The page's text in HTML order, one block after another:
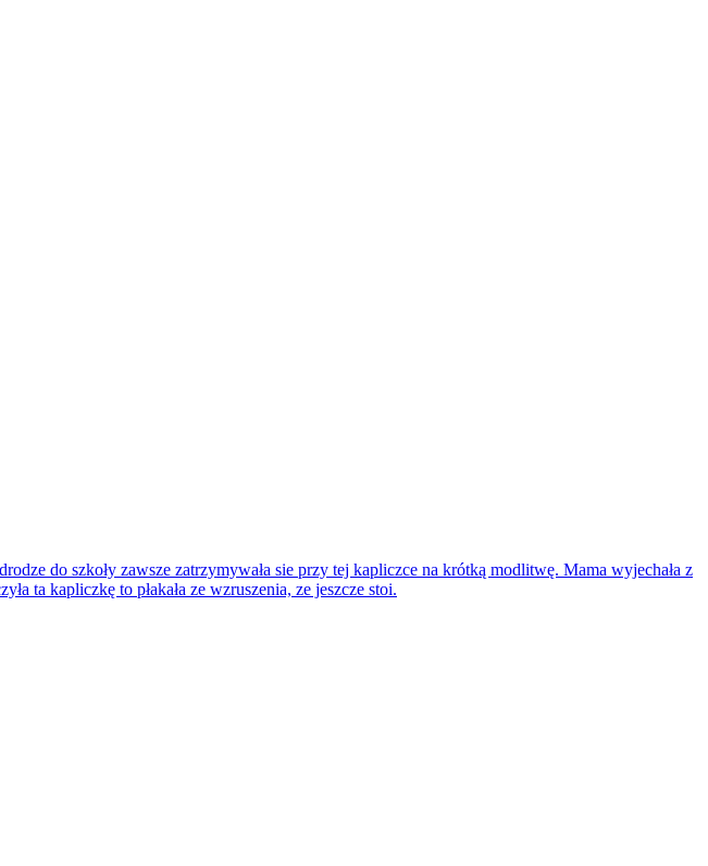
do szkoły zawsze zatrzymywała sie przy tej kapliczce na krótką modlitwę. Mama wyjechała z
ta kapliczkę to płakała ze wzruszenia, ze jeszcze stoi.